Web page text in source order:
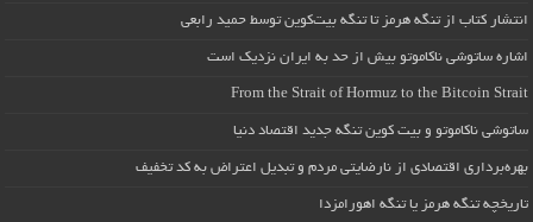
انتشار کتاب از تنگه هرمز تا تنگه بیت‌کوین توسط حمید رابعی
اشاره ساتوشی ناکاموتو بیش از حد به ایران نزدیک است
From the Strait of Hormuz to the Bitcoin Strait
ساتوشی ناکاموتو و بیت کوین تنگه جدید اقتصاد دنیا
بهره‌برداری اقتصادی از نارضایتی مردم و تبدیل اعتراض به کد تخفیف
تاریخچه تنگه هرمز یا تنگه اهورامزدا